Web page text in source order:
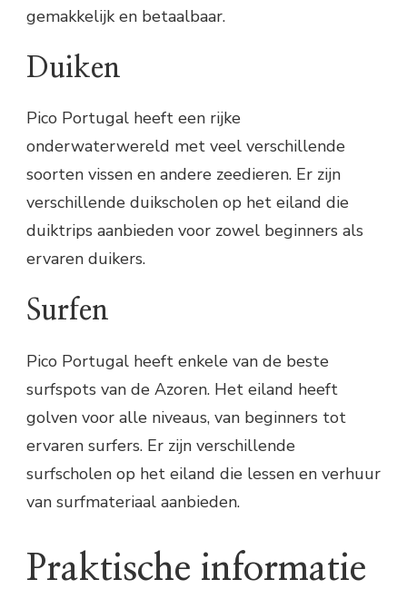
gemakkelijk en betaalbaar.
Duiken
Pico Portugal heeft een rijke
onderwaterwereld met veel verschillende
soorten vissen en andere zeedieren. Er zijn
verschillende duikscholen op het eiland die
duiktrips aanbieden voor zowel beginners als
ervaren duikers.
Surfen
Pico Portugal heeft enkele van de beste
surfspots van de Azoren. Het eiland heeft
golven voor alle niveaus, van beginners tot
ervaren surfers. Er zijn verschillende
surfscholen op het eiland die lessen en verhuur
van surfmateriaal aanbieden.
Praktische informatie